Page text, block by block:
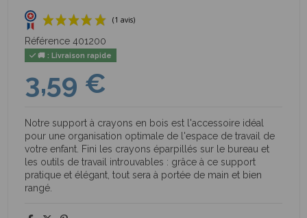
(1 avis)
Référence 401200
🚚 : Livraison rapide
3,59 €
Notre support à crayons en bois est l'accessoire idéal
pour une organisation optimale de l'espace de travail de
votre enfant. Fini les crayons éparpillés sur le bureau et
les outils de travail introuvables : grâce à ce support
pratique et élégant, tout sera à portée de main et bien
rangé.